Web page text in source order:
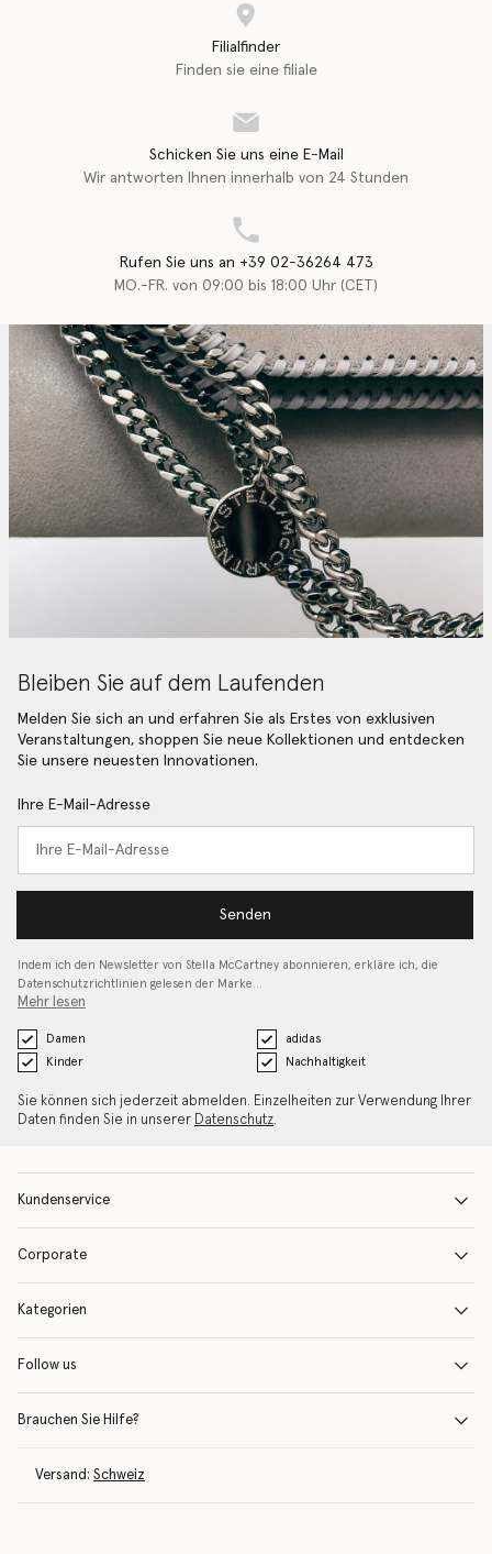
Filialfinder
Finden sie eine filiale
Schicken Sie uns eine E-Mail
Wir antworten Ihnen innerhalb von 24 Stunden
Rufen Sie uns an +39 02-36264 473
MO.-FR. von 09:00 bis 18:00 Uhr (CET)
Bleiben Sie auf dem Laufenden
Melden Sie sich an und erfahren Sie als Erstes von exklusiven
Veranstaltungen, shoppen Sie neue Kollektionen und entdecken
Sie unsere neuesten Innovationen.
Ihre E-Mail-Adresse
Senden
Indem ich den Newsletter von Stella McCartney abonnieren, erkläre ich, die
Datenschutzrichtlinien gelesen der Marke…
Mehr lesen
Damen
adidas
Kinder
Nachhaltigkeit
Sie können sich jederzeit abmelden. Einzelheiten zur Verwendung Ihrer
Daten finden Sie in unserer Datenschutz.
Kundenservice
Corporate
Kategorien
Follow us
Brauchen Sie Hilfe?
Versand: Schweiz